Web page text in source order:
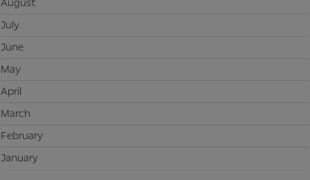
August
July
June
May
April
March
February
January